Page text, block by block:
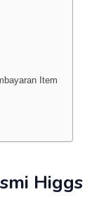
Item
Higgs